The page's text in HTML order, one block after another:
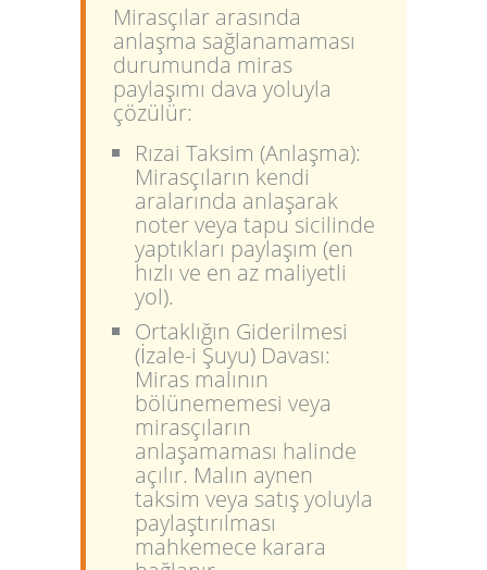
Mirasçılar arasında
anlaşma sağlanamaması
durumunda miras
paylaşımı dava yoluyla
çözülür:
Rızai Taksim (Anlaşma):
Mirasçıların kendi
aralarında anlaşarak
noter veya tapu sicilinde
yaptıkları paylaşım (en
hızlı ve en az maliyetli
yol).
Ortaklığın Giderilmesi
(İzale-i Şuyu) Davası:
Miras malının
bölünememesi veya
mirasçıların
anlaşamaması halinde
açılır. Malın aynen
taksim veya satış yoluyla
paylaştırılması
mahkemece karara